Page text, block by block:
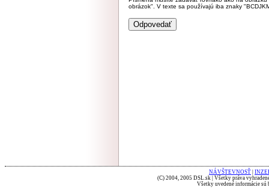
obrázok". V texte sa používajú iba znaky
NÁVŠTEVNOSŤ
(C) 2004, 2005 DSL.sk | Všetky práva
Všetky uvedené informácie sú